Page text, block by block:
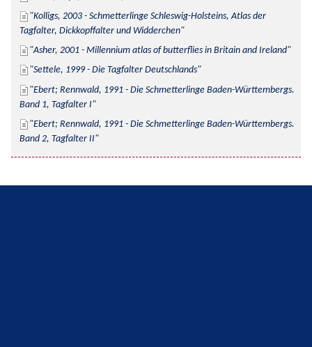
Kolligs, 2003 - Schmetterlinge Schleswig-Holsteins, Atlas der
Tagfalter, Dickkopffalter und Widderchen
Asher, 2001 - Millennium atlas of butterflies in Britain and Ireland
Settele, 1999 - Die Tagfalter Deutschlands
Ebert; Rennwald, 1991 - Die Schmetterlinge Baden-Württembergs.
Band 1, Tagfalter I
Ebert; Rennwald, 1991 - Die Schmetterlinge Baden-Württembergs.
Band 2, Tagfalter II